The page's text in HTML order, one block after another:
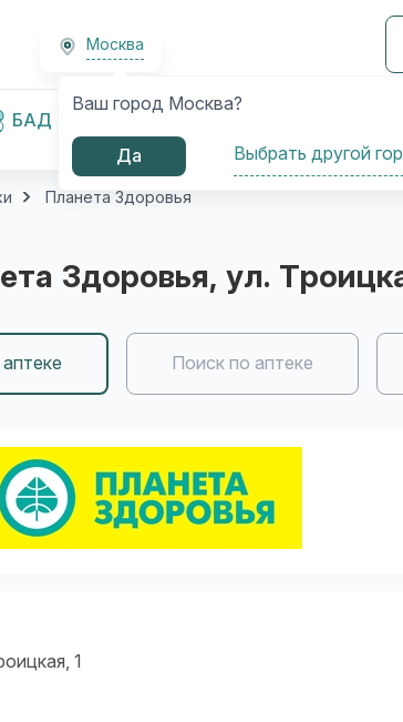
Москва
Ваш город Москва?
Да Выбрать другой
БАД
Медицинские
изделия
Планета Здоровья
Здоровья, ул.
Поиск по аптеке
1